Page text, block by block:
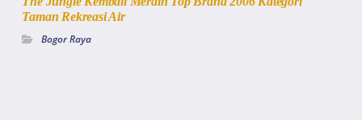
Taman Rekreasi Air
Bogor Raya